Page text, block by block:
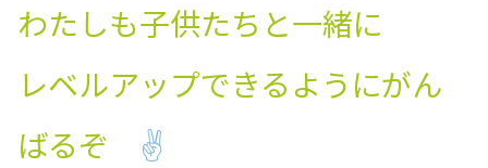
わたしも子供たちと一緒に
レベルアップできるようにがん
ばるぞ ✌